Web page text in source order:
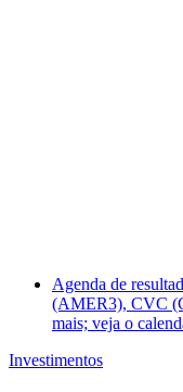
Agenda de
(AMER3), CVC
mais; veja o
Investimentos